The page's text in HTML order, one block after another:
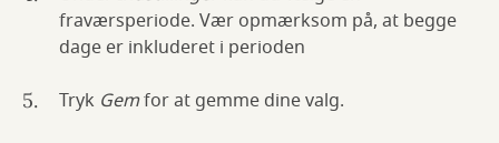
fraværsperiode. Vær opmærksom på, at begge
dage er inkluderet i perioden
Tryk Gemfor at gemme dine valg.